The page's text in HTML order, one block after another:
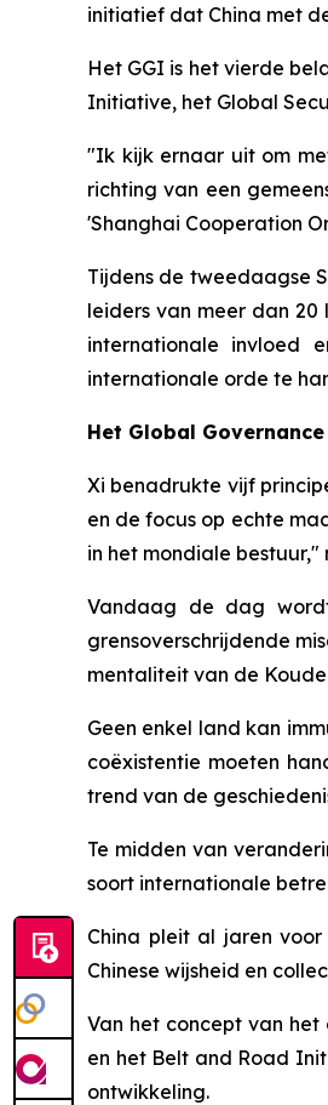
initiatief dat China met
Het GGI is het vierde
Initiative, het Global
"Ik kijk ernaar uit om
richting van een
'Shanghai Cooperation
Tijdens de tweedaagse
leiders van meer dan
internationale invloed
internationale orde te
Het Global
Xi benadrukte vijf
en de focus op echte
in het mondiale bestuur,"
Vandaag de dag
grensoverschrijdende
mentaliteit van de
Geen enkel land kan
coëxistentie moeten
trend van de
Te midden van
soort internationale
China pleit al jaren
Chinese wijsheid en
Van het concept van
en het Belt and Road
ontwikkeling.